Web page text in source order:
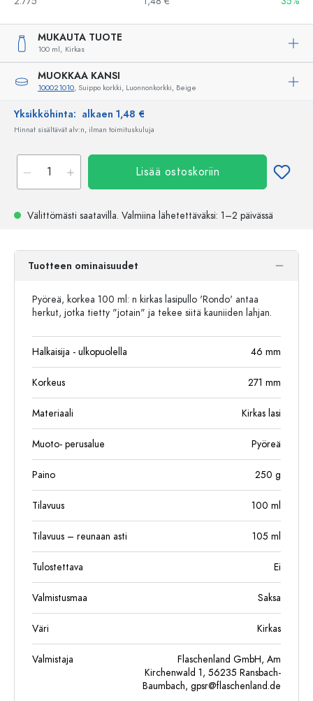
MUKAUTA TUOTE
100 ml, Kirkas
MUOKKAA KANSI
100021010, Suippo korkki, Luonnonkorkki, Beige
Yksikköhinta: alkaen 1,48 €
Hinnat sisältävät alv:n, ilman toimituskuluja
Lisää ostoskoriin
Välittömästi saatavilla. Valmiina lähetettäväksi: 1–2 päivässä
Tuotteen ominaisuudet
Pyöreä, korkea 100 ml: n kirkas lasipullo 'Rondo' antaa
herkut, jotka tietty "jotain" ja tekee siitä kauniiden lahjan.
Halkaisija - ulkopuolella 46 mm
Korkeus 271 mm
Materiaali Kirkas lasi
Muoto- perusalue Pyöreä
Paino 250 g
Tilavuus 100 ml
Tilavuus – reunaan asti 105 ml
Tulostettava Ei
Valmistusmaa Saksa
Väri Kirkas
Valmistaja
Flaschenland GmbH, Am
Kirchenwald 1, 56235 Ransbach-
Baumbach, gpsr@flaschenland.de